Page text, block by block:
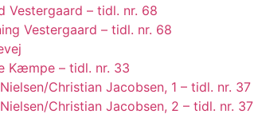
Vestergaard – tidl. nr. 68
Vestergaard – tidl. nr. 68
Kæmpe – tidl. nr. 33
Christian Jacobsen, 1 – tidl. nr. 37
Christian Jacobsen, 2 – tidl. nr. 37